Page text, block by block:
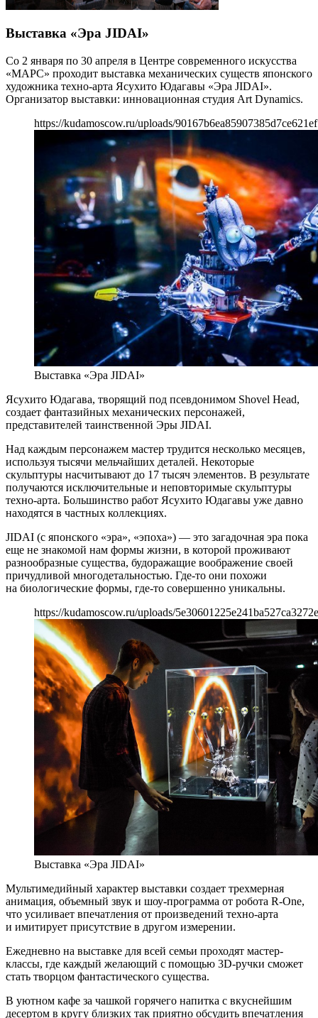
Выставка «Эра JIDAI»
Со 2 января по 30 апреля в Центре современного искусства
«МАРС» проходит выставка механических существ японского
художника техно-арта Ясухито Юдагавы «Эра JIDAI».
Организатор выставки: инновационная студия Art Dynamics.
https://kudamoscow.ru/uploads/
Выставка «Эра JIDAI»
Ясухито Юдагава, творящий под псевдонимом Shovel Head,
создает фантазийных механических персонажей,
представителей таинственной Эры JIDAI.
Над каждым персонажем мастер трудится несколько месяцев,
используя тысячи мельчайших деталей. Некоторые
скульптуры насчитывают до 17 тысяч элементов. В результате
получаются исключительные и неповторимые скульптуры
техно-арта. Большинство работ Ясухито Юдагавы уже давно
находятся в частных коллекциях.
JIDAI (с японского «эра», «эпоха») — это загадочная эра пока
еще не знакомой нам формы жизни, в которой проживают
разнообразные существа, будоражащие воображение своей
причудливой многодетальностью. Где-то они похожи
на биологические формы, где-то совершенно уникальны.
https://kudamoscow.ru/uploads/
Выставка «Эра JIDAI»
Мультимедийный характер выставки создает трехмерная
анимация, объемный звук и шоу-программа от робота R-One,
что усиливает впечатления от произведений техно-арта
и имитирует присутствие в другом измерении.
Ежедневно на выставке для всей семьи проходят мастер-
классы, где каждый желающий с помощью 3D-ручки сможет
стать творцом фантастического существа.
В уютном кафе за чашкой горячего напитка с вкуснейшим
десертом в кругу близких так приятно обсудить впечатления